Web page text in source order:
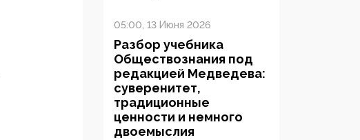
05:00, 13 Июня 2026
Разбор учебника
Обществознания под
редакцией Медведева:
суверенитет,
традиционные
ценности и немного
двоемыслия